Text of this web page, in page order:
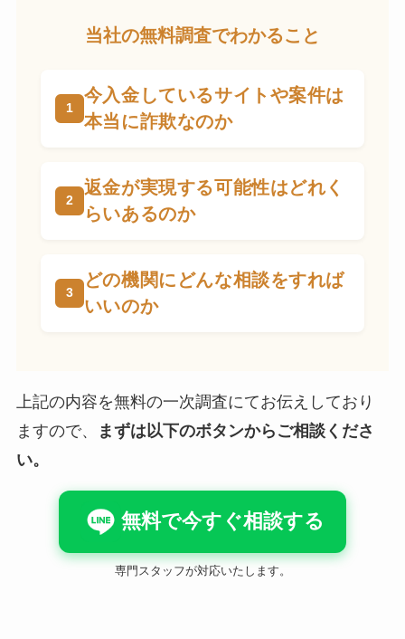
当社の無料調査でわかること
今入金しているサイトや案件は
本当に詐欺なのか
返金が実現する可能性はどれく
らいあるのか
どの機関にどんな相談をすれば
いいのか
上記の内容を無料の一次調査にてお伝えしており
ますので、
まずは以下のボタンからご相談くださ
い。
無料で今すぐ相談する
専門スタッフが対応いたします。